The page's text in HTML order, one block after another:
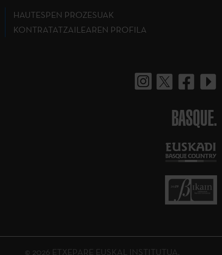
HAUTESPEN PROZESUAK
KONTRATATZAILEAREN PROFILA
BASQUE.
© 2026 ETXEPARE EUSKAL INSTITUTUA.